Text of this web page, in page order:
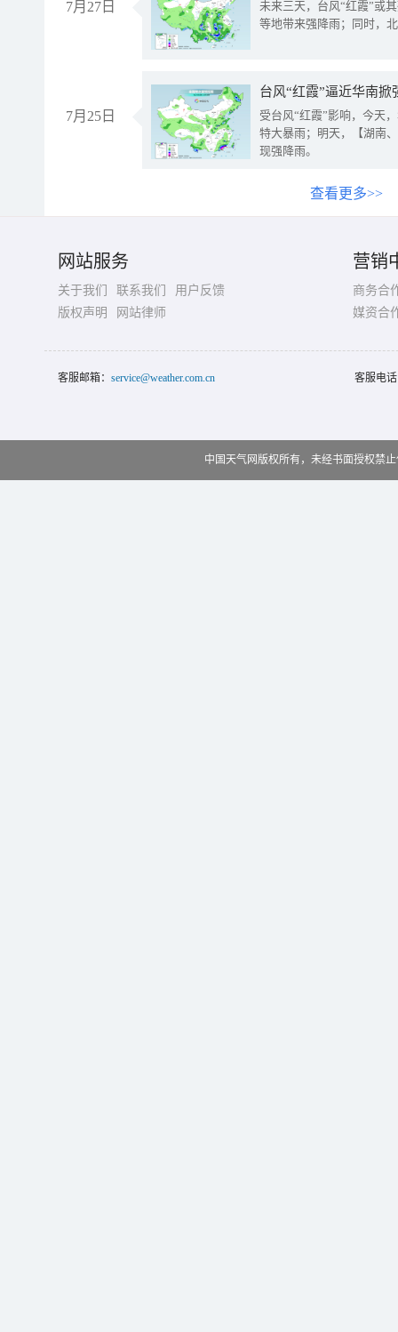
7月27日
未来三天，台风“红霞”或
等地带来强降雨；同时，
7月25日
台风“红霞”逼近华南
受台风“红霞”影响，今天
特大暴雨；明天，【湖南
现强降雨。
查看更多>>
网站服务
关于我们 联系我们
用户反馈
版权声明
网站律师
营销
商务合
媒资合
客服邮箱： service@weather.com.cn 客服电
中国天气网版权所有，未经书面授权